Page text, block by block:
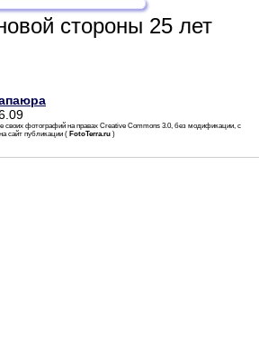
стороны 25 лет
своих фотографий на правах Creative Commons 3.0, без модификации, с
сайт публикации ( FotoTerra.ru )